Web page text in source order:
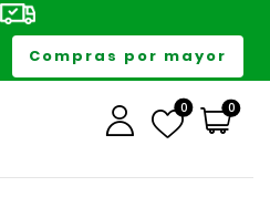
Compras por mayor
0 0